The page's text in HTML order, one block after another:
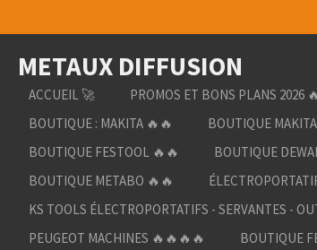
au
contenu
principal
METAUX DIFFUSION
ACCUEIL 🚀 PROMOS ET BONS PLANS 2026
BOUTIQUE : MAKITA 🔥🔥
BOUTIQUE
BOUTIQUE FESTOOL 🔥🔥
BOUTIQUE
BOUTIQUE METABO 🔥🔥
KS TOOLS ÉLECTROPORTATIFS - SERVANTES -
PEUGEOT MACHINES 🔥🔥🔥🔥
BOUTIQUE